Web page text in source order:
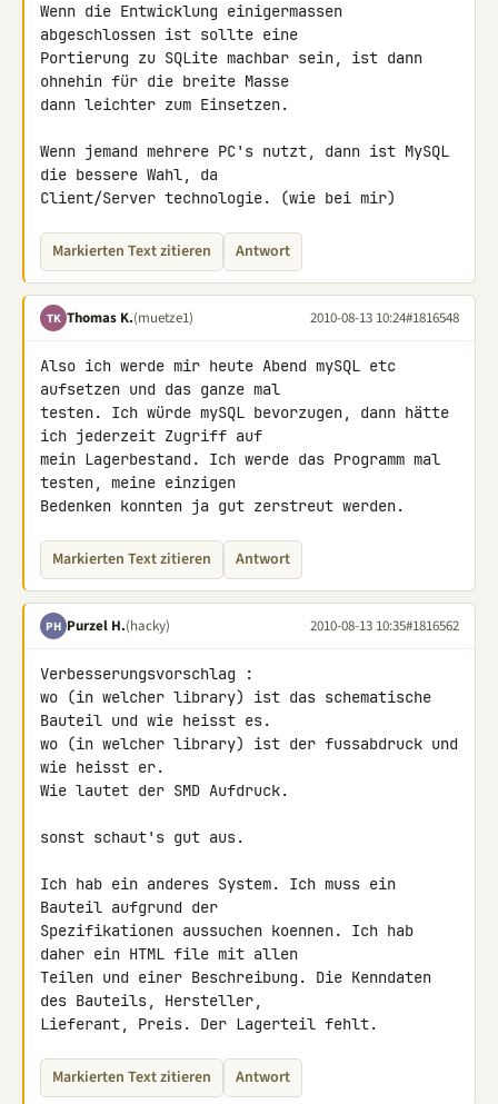
Wenn die Entwicklung einigermassen
abgeschlossen ist sollte eine
Portierung zu SQLite machbar sein, ist dann
ohnehin für die breite Masse
dann leichter zum Einsetzen.
Wenn jemand mehrere PC's nutzt, dann ist MySQL
die bessere Wahl, da
Client/Server technologie. (wie bei mir)
Markierten Text zitieren Antwort
TK Thomas K.(muetze1) 2010-08-13 10:24#1816548
Also ich werde mir heute Abend mySQL etc
aufsetzen und das ganze mal
testen. Ich würde mySQL bevorzugen, dann hätte
ich jederzeit Zugriff auf
mein Lagerbestand. Ich werde das Programm mal
testen, meine einzigen
Bedenken konnten ja gut zerstreut werden.
Markierten Text zitieren Antwort
PH Purzel H.(hacky) 2010-08-13 10:35#1816562
Verbesserungsvorschlag :
wo (in welcher library) ist das schematische
Bauteil und wie heisst es.
wo (in welcher library) ist der fussabdruck und
wie heisst er.
Wie lautet der SMD Aufdruck.
sonst schaut's gut aus.
Ich hab ein anderes System. Ich muss ein
Bauteil aufgrund der
Spezifikationen aussuchen koennen. Ich hab
daher ein HTML file mit allen
Teilen und einer Beschreibung. Die Kenndaten
des Bauteils, Hersteller,
Lieferant, Preis. Der Lagerteil fehlt.
Markierten Text zitieren Antwort